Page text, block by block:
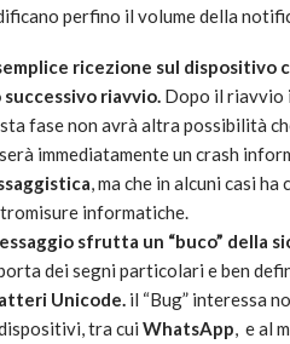
perfino il volume della
ricezione sul
successivo riavvio. Dopo il riavvio
fase non avrà altra possibilità
immediatamente un crash
, ma che in alcuni casi
informatiche.
sfrutta un “buco” della
dei segni particolari e ben
Unicode. il “Bug” interessa
tra cui WhatsApp, e al
Robot
god 1 anno ago